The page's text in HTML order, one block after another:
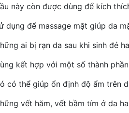
này còn được dùng để kích
dụng để massage mặt giúp da
ai bị rạn da sau khi sinh đẻ
kết hợp với một số thành
có thể giúp ổn định độ ẩm trên
vết hăm, vết bầm tím ở da